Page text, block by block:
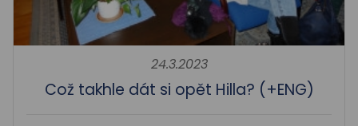
24.3.2023
Což takhle dát si opět Hilla? (+ENG)